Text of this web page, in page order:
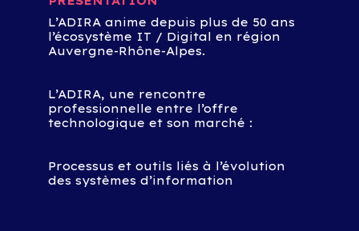
L’ADIRA anime depuis plus de 50 ans
l’écosystème IT / Digital en région
Auvergne-Rhône-Alpes.
L’ADIRA, une rencontre
professionnelle entre l’offre
technologique et son marché :
Processus et outils liés à l’évolution
des systèmes d’information